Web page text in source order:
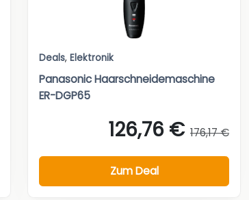
Deals, Elektronik
Panasonic Haarschneidemaschine
ER-DGP65
126,76 € 176,17 €
Zum Deal